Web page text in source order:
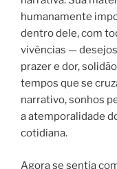
humanamente
dentro dele, com
vivências —
prazer e dor,
tempos que se
narrativo, sonhos
a atemporalidade
cotidiana.
Agora se sentia